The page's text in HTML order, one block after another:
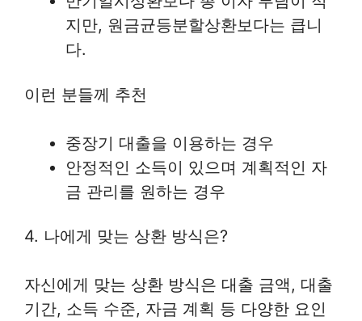
지만, 원금균등분할상환보다는 큽니
다.
이런 분들께 추천
중장기 대출을 이용하는 경우
안정적인 소득이 있으며 계획적인 자
금 관리를 원하는 경우
4. 나에게 맞는 상환 방식은?
자신에게 맞는 상환 방식은 대출 금액, 대출
기간, 소득 수준, 자금 계획 등 다양한 요인